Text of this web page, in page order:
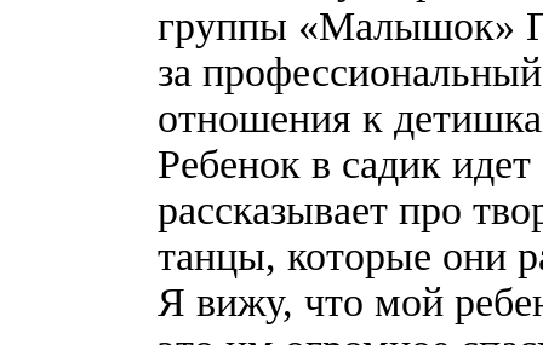
группы «Малышок»
за
отношения к
Ребенок в садик
рассказывает про
танцы, которые они
Я вижу, что мой